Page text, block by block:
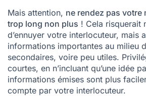
Mais attention, ne rendez pas votre
trop long non plus ! Cela risquerait
d’ennuyer votre interlocuteur, mais
informations importantes au milieu
secondaires, voire peu utiles.
courtes, en n’incluant qu’une idée
informations émises sont plus
compte par votre interlocuteur.